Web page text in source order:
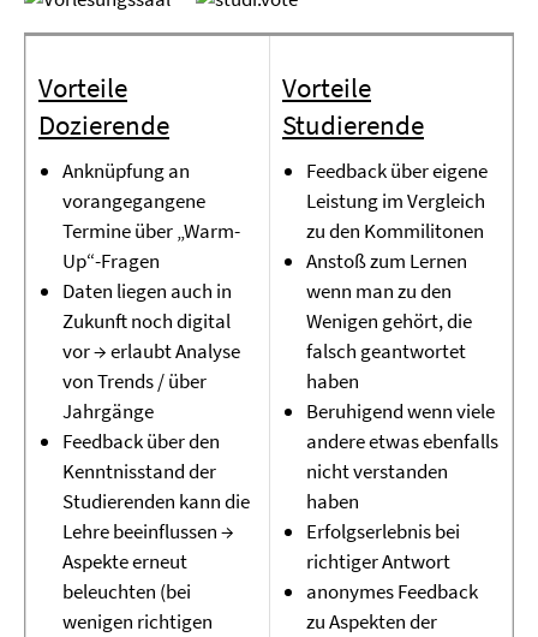
Vorteile
Dozierende
Anknüpfung an
vorangegangene
Termine über „Warm-
Up“-Fragen
Daten liegen auch in
Zukunft noch digital
vor → erlaubt Analyse
von Trends / über
Jahrgänge
Feedback über den
Kenntnisstand der
Studierenden kann die
Lehre beeinflussen →
Aspekte erneut
beleuchten (bei
wenigen richtigen
Vorteile
Studierende
Feedback über eigene
Leistung im Vergleich
zu den Kommilitonen
Anstoß zum Lernen
wenn man zu den
Wenigen gehört, die
falsch geantwortet
haben
Beruhigend wenn viele
andere etwas ebenfalls
nicht verstanden
haben
Erfolgserlebnis bei
richtiger Antwort
anonymes Feedback
zu Aspekten der